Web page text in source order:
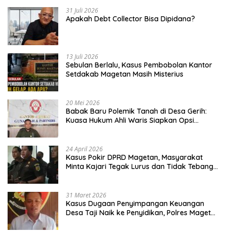
31 Juli 2026
Apakah Debt Collector Bisa Dipidana?
13 Juli 2026
Sebulan Berlalu, Kasus Pembobolan Kantor
Setdakab Magetan Masih Misterius
20 Mei 2026
Babak Baru Polemik Tanah di Desa Gerih:
Kuasa Hukum Ahli Waris Siapkan Opsi
24 April 2026
Kasus Pokir DPRD Magetan, Masyarakat
Minta Kajari Tegak Lurus dan Tidak Tebang
31 Maret 2026
Kasus Dugaan Penyimpangan Keuangan
Desa Taji Naik ke Penyidikan, Polres Magetan